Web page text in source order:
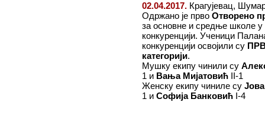
02.04.2017. Крагујевац,
Одржано је прво Отворено
за основне и средње школе у
конкуренцији. Ученици
конкуренцији освојили су
категорији.
Мушку екипу чинили су
1 и Вања Мијатовић II-1
Женску екипу чиниле су
1 и Софија Банковић I-4